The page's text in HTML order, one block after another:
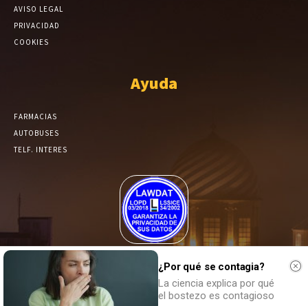
AVISO LEGAL
PRIVACIDAD
COOKIES
Ayuda
FARMACIAS
AUTOBUSES
TELF. INTERES
El Periódico de Yecla alcanza un grado más de compromiso en el
tratamiento de sus datos.¿Por qué se contagia?
La ciencia explica por qué
el bostezo es contagioso